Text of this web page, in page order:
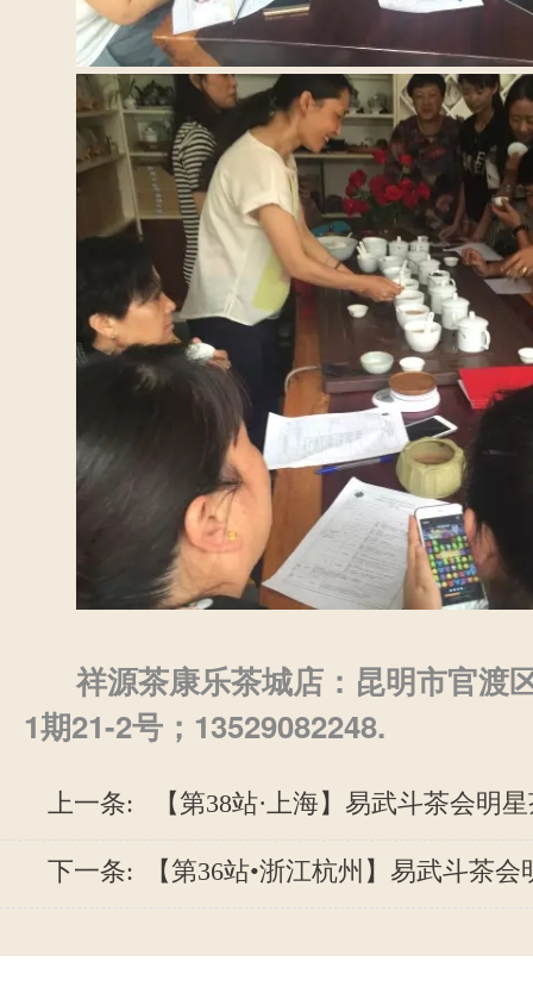
祥源茶康乐茶城店：昆明市官渡
1期21-2号； 13529082248.
上一条: 【第38站·上海】易武斗茶会明
下一条: 【第36站•浙江杭州】易武斗茶